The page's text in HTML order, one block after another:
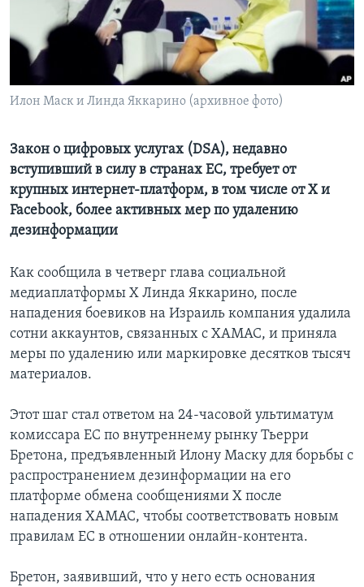
Learning English
Языки
Илон Маск и Линда Яккарино (архивное фото)
Закон о цифровых услугах (DSA), недавно
вступивший в силу в странах ЕС, требует от
крупных интернет-платформ, в том числе от X и
Facebook, более активных мер по удалению
дезинформации
Как сообщила в четверг глава социальной
медиаплатформы X Линда Яккарино, после
нападения боевиков на Израиль компания удалила
сотни аккаунтов, связанных с ХАМАС, и приняла
меры по удалению или маркировке десятков тысяч
материалов.
Этот шаг стал ответом на 24-часовой ультиматум
комиссара ЕС по внутреннему рынку Тьерри
Бретона, предъявленный Илону Маску для борьбы с
распространением дезинформации на его
платформе обмена сообщениями X после
нападения ХАМАС, чтобы соответствовать новым
правилам ЕС в отношении онлайн-контента.
Бретон, заявивший, что у него есть основания